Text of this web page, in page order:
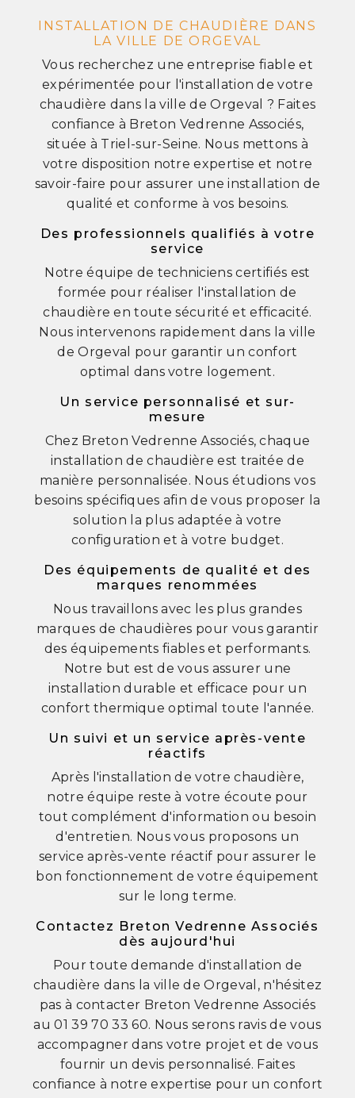
INSTALLATION DE CHAUDIÈRE DANS
LA VILLE DE ORGEVAL
Vous recherchez une entreprise fiable et
expérimentée pour l'installation de votre
chaudière dans la ville de Orgeval ? Faites
confiance à Breton Vedrenne Associés,
située à Triel-sur-Seine. Nous mettons à
votre disposition notre expertise et notre
savoir-faire pour assurer une installation de
qualité et conforme à vos besoins.
Des professionnels qualifiés à votre
service
Notre équipe de techniciens certifiés est
formée pour réaliser l'installation de
chaudière en toute sécurité et efficacité.
Nous intervenons rapidement dans la ville
de Orgeval pour garantir un confort
optimal dans votre logement.
Un service personnalisé et sur-
mesure
Chez Breton Vedrenne Associés, chaque
installation de chaudière est traitée de
manière personnalisée. Nous étudions vos
besoins spécifiques afin de vous proposer la
solution la plus adaptée à votre
configuration et à votre budget.
Des équipements de qualité et des
marques renommées
Nous travaillons avec les plus grandes
marques de chaudières pour vous garantir
des équipements fiables et performants.
Notre but est de vous assurer une
installation durable et efficace pour un
confort thermique optimal toute l'année.
Un suivi et un service après-vente
réactifs
Après l'installation de votre chaudière,
notre équipe reste à votre écoute pour
tout complément d'information ou besoin
d'entretien. Nous vous proposons un
service après-vente réactif pour assurer le
bon fonctionnement de votre équipement
sur le long terme.
Contactez Breton Vedrenne Associés
dès aujourd'hui
Pour toute demande d'installation de
chaudière dans la ville de Orgeval, n'hésitez
pas à contacter Breton Vedrenne Associés
au 01 39 70 33 60. Nous serons ravis de vous
accompagner dans votre projet et de vous
fournir un devis personnalisé. Faites
confiance à notre expertise pour un confort